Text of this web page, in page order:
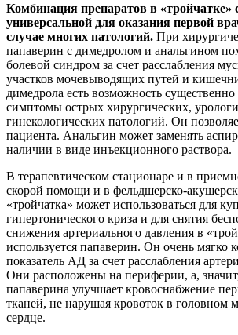
Комбинация препаратов в «тройчатке»
универсальной для оказания первой
случае многих патологий. При
папаверин с димедролом и анальгином
болевой синдром за счет расслабления
участков мочевыводящих путей и
димедрола есть возможность существенно
симптомы острых хирургических,
гинекологических патологий. Он
пациента. Анальгин может заменять
наличии в виде инъекционного раствора.
В терапевтическом стационаре и в
скорой помощи и в фельдшерско-
«тройчатка» может использоваться для
гипертонического криза и для снятия
снижения артериального давления в
используется папаверин. Он очень мягко
показатель АД за счет расслабления
Они расположены на периферии, а,
папаверина улучшает кровоснабжение
тканей, не нарушая кровоток в головном
сердце.